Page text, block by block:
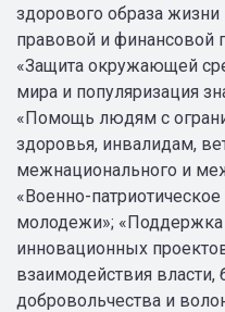
здорового образа
правовой и финансовой
«Защита окружающей
мира и популяризация
«Помощь людям с
здоровья, инвалидам,
межнационального и
«Военно-
молодежи»; «Поддержка
инновационных
взаимодействия власти,
добровольчества и